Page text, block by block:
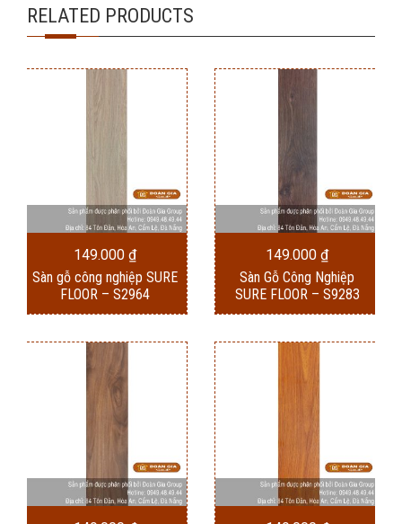
RELATED PRODUCTS
149.000 ₫
Sàn gỗ công nghiệp SURE
FLOOR – S2964
149.000 ₫
Sàn Gỗ Công Nghiệp
SURE FLOOR – S9283